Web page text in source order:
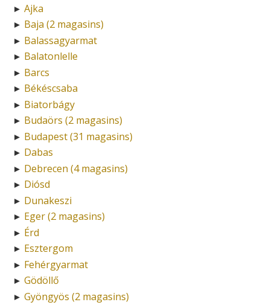
► Ajka
► Baja (2 magasins)
► Balassagyarmat
► Balatonlelle
► Barcs
► Békéscsaba
► Biatorbágy
► Budaörs (2 magasins)
► Budapest (31 magasins)
► Dabas
► Debrecen (4 magasins)
► Diósd
► Dunakeszi
► Eger (2 magasins)
► Érd
► Esztergom
► Fehérgyarmat
► Gödöllő
► Gyöngyös (2 magasins)